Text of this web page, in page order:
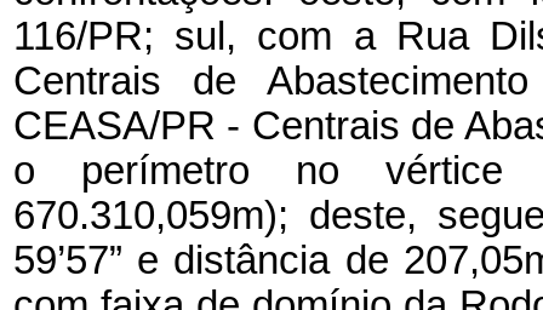
116/PR; sul, com a Rua
Centrais de
CEASA/PR - Centrais de
o perímetro no vértice
670.310,059m); deste,
59’57” e distância de